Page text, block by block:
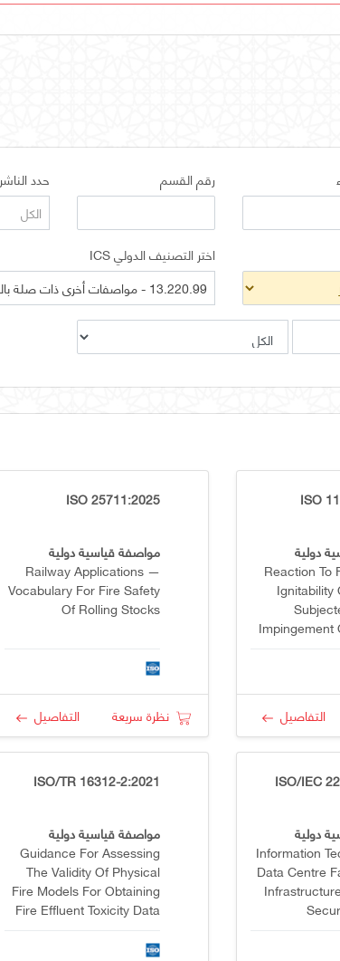
رقم القسم
حدد الناشر
الكل
اختر التصنيف الدولي ICS
13.220.99 - مواصفات أخرى ذات صلة بالحماية من الحريق
ISO
دولية
Reaction To
Ignitability
التفاصيل
ISO 25711:2025
مواصفة قياسية دولية
Railway Applications —
Vocabulary For Fire Safety
Of Rolling Stocks
نظرة سريعة التفاصيل
ISO/IEC
دولية
Information
Data Centre
ISO/TR 16312-2:2021
مواصفة قياسية دولية
Guidance For Assessing
The Validity Of Physical
Fire Models For Obtaining
Fire Effluent Toxicity Data
Assessment — Part 2: